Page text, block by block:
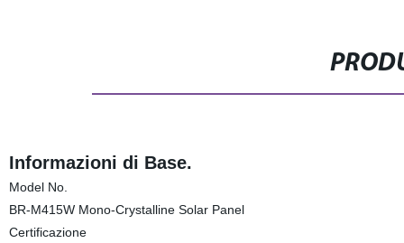
Informazioni di Base.
Model No.
BR-M415W Mono-Crystalline Solar Panel
Certificazione